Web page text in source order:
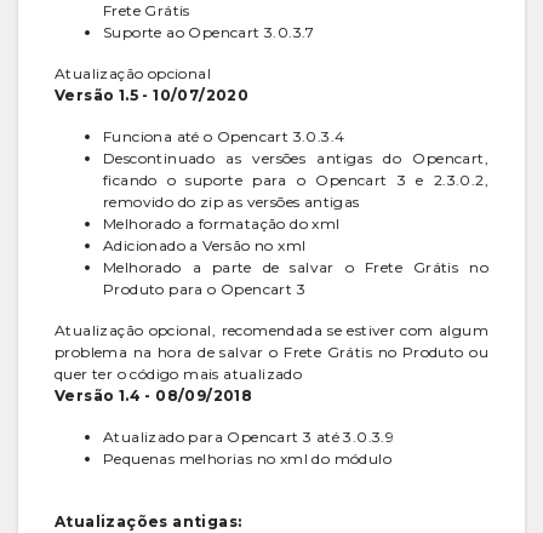
Frete Grátis
Suporte ao Opencart 3.0.3.7
Atualização opcional
Versão 1.5 - 10/07/2020
Funciona até o Opencart 3.0.3.4
Descontinuado as versões antigas do Opencart,
ficando o suporte para o Opencart 3 e 2.3.0.2,
removido do zip as versões antigas
Melhorado a formatação do xml
Adicionado a Versão no xml
Melhorado a parte de salvar o Frete Grátis no
Produto para o Opencart 3
Atualização opcional, recomendada se estiver com algum
problema na hora de salvar o Frete Grátis no Produto ou
quer ter o código mais atualizado
Versão 1.4 - 08/09/2018
Atualizado para Opencart 3 até 3.0.3.9
Pequenas melhorias no xml do módulo
Atualizações antigas: